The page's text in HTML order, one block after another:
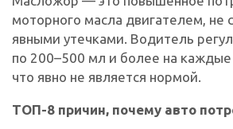
моторного масла двигателем, не
явными утечками. Водитель
по 200–500 мл и более на каждые
что явно не является нормой.
ТОП-8 причин, почему авто